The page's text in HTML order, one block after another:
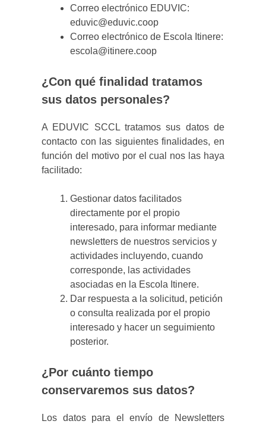
Correo electrónico EDUVIC:
eduvic@eduvic.coop
Correo electrónico de Escola Itinere:
escola@itinere.coop
¿Con qué finalidad tratamos
sus datos personales?
A EDUVIC SCCL tratamos sus datos de
contacto con las siguientes finalidades, en
función del motivo por el cual nos las haya
facilitado:
Gestionar datos facilitados
directamente por el propio
interesado, para informar mediante
newsletters de nuestros servicios y
actividades incluyendo, cuando
corresponde, las actividades
asociadas en la Escola Itinere.
Dar respuesta a la solicitud, petición
o consulta realizada por el propio
interesado y hacer un seguimiento
posterior.
¿Por cuánto tiempo
conservaremos sus datos?
Los datos para el envío de Newsletters